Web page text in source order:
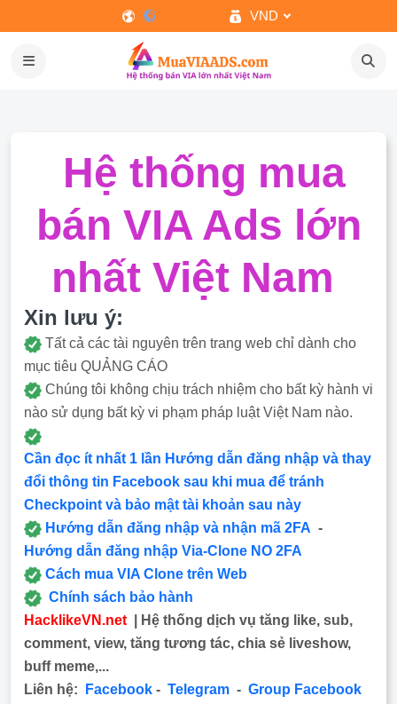
VND
Hệ thống mua
bán VIA Ads lớn
nhất Việt Nam
Xin lưu ý:
Tất cả các tài nguyên trên trang web chỉ dành cho
mục tiêu QUẢNG CÁO
Chúng tôi không chịu trách nhiệm cho bất kỳ hành vi
nào sử dụng bất kỳ vi phạm pháp luật Việt Nam nào.
Cần đọc ít nhất 1 lần Hướng dẫn đăng nhập và thay
đổi thông tin Facebook sau khi mua để tránh
Checkpoint và bảo mật tài khoản sau này
Hướng dẫn đăng nhập và nhận mã 2FA -
Hướng dẫn đăng nhập Via-Clone NO 2FA
Cách mua VIA Clone trên Web
Chính sách bảo hành
HacklikeVN.net | Hệ thống dịch vụ tăng like, sub,
comment, view, tăng tương tác, chia sẻ liveshow,
buff meme,...
Liên hệ:
Facebook - Telegram - Group Facebook